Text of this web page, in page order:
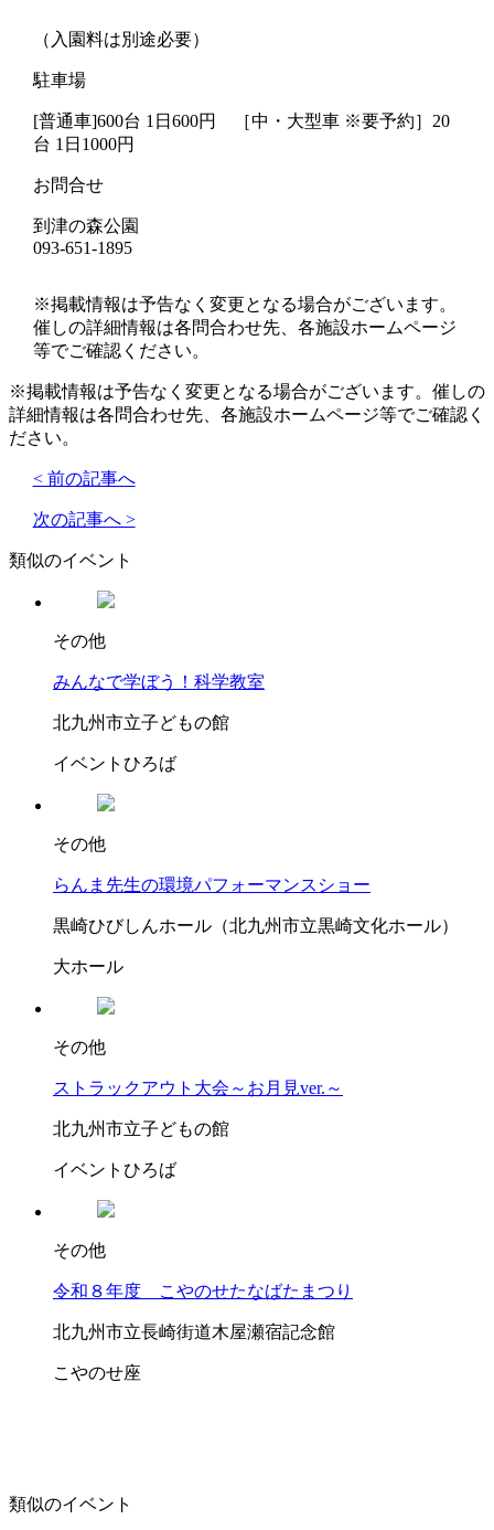
（入園料は別途必要）
駐車場
[普通車]600台 1日600円 ［中・大型車 ※要予約］20
台 1日1000円
お問合せ
到津の森公園
093-651-1895
※掲載情報は予告なく変更となる場合がございます。
催しの詳細情報は各問合わせ先、各施設ホームページ
等でご確認ください。
※掲載情報は予告なく変更となる場合がございます。催しの
詳細情報は各問合わせ先、各施設ホームページ等でご確認く
ださい。
< 前の記事へ
次の記事へ >
類似のイベント
その他
みんなで学ぼう！科学教室
北九州市立子どもの館
イベントひろば
その他
らんま先生の環境パフォーマンスショー
黒崎ひびしんホール（北九州市立黒崎文化ホール）
大ホール
その他
ストラックアウト大会～お月見ver.～
北九州市立子どもの館
イベントひろば
その他
令和８年度 こやのせたなばたまつり
北九州市立長崎街道木屋瀬宿記念館
こやのせ座
類似のイベント